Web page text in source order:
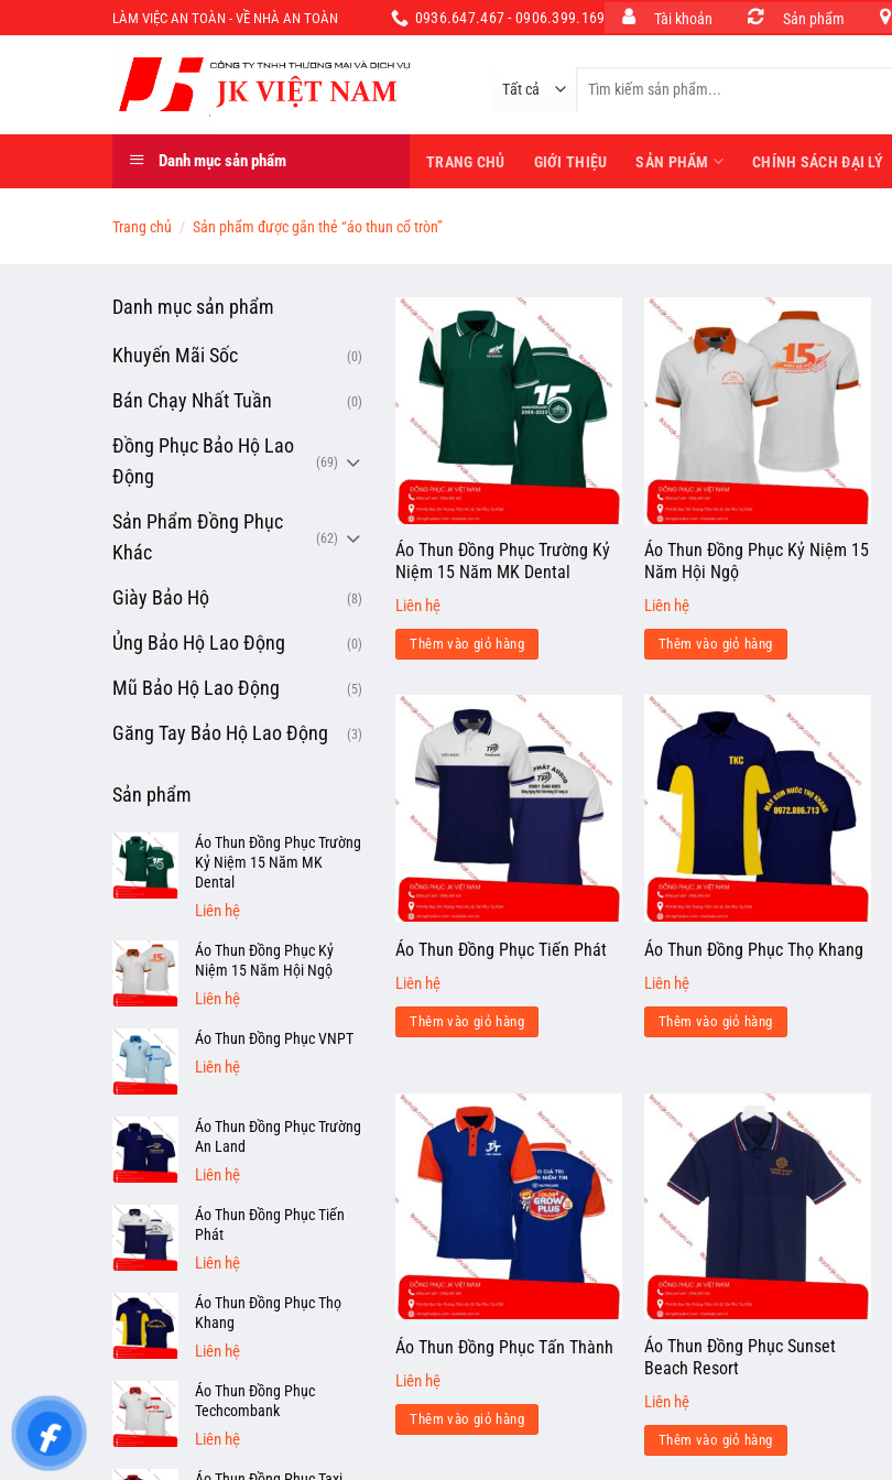
LÀM VIỆC AN TOÀN - VỀ NHÀ AN TOÀN 0936.647.467 - 0906.399.169 Tài khoản Sản phẩm
kiếm:
Danh mục sản phẩm TRANG CHỦ GIỚI THIỆU SẢN PHẨM CHÍNH SÁCH ĐẠI LÝ
Trang chủ / Sản phẩm được gắn thẻ “áo thun cổ tròn”
Danh mục sản phẩm
Khuyến Mãi Sốc (0)
Bán Chạy Nhất Tuần (0)
Đồng Phục Bảo Hộ Lao
Động
(69)
Sản Phẩm Đồng Phục
Khác
(62)
Giày Bảo Hộ (8)
Ủng Bảo Hộ Lao Động (0)
Mũ Bảo Hộ Lao Động (5)
Găng Tay Bảo Hộ Lao Động (3)
Sản phẩm
Áo Thun Đồng Phục Trường
Kỷ Niệm 15 Năm MK
Dental
Liên hệ
Áo Thun Đồng Phục Kỷ
Niệm 15 Năm Hội Ngộ
Liên hệ
Áo Thun Đồng Phục VNPT
Liên hệ
Áo Thun Đồng Phục Trường
An Land
Liên hệ
Áo Thun Đồng Phục Tiến
Phát
Liên hệ
Áo Thun Đồng Phục Thọ
Khang
Liên hệ
Áo Thun Đồng Phục
Techcombank
Liên hệ
Áo Thun Đồng Phục Trường Kỷ
Niệm 15 Năm MK Dental
Liên hệ
Thêm vào giỏ hàng
Áo Thun Đồng Phục Kỷ Niệm 15
Năm Hội Ngộ
Liên hệ
Thêm vào giỏ hàng
Áo Thun Đồng Phục Tiến Phát
Liên hệ
Thêm vào giỏ hàng
Áo Thun Đồng Phục Thọ Khang
Liên hệ
Thêm vào giỏ hàng
Áo Thun Đồng Phục Tấn Thành
Liên hệ
Thêm vào giỏ hàng
Áo Thun Đồng Phục Sunset
Beach Resort
Liên hệ
Thêm vào giỏ hàng